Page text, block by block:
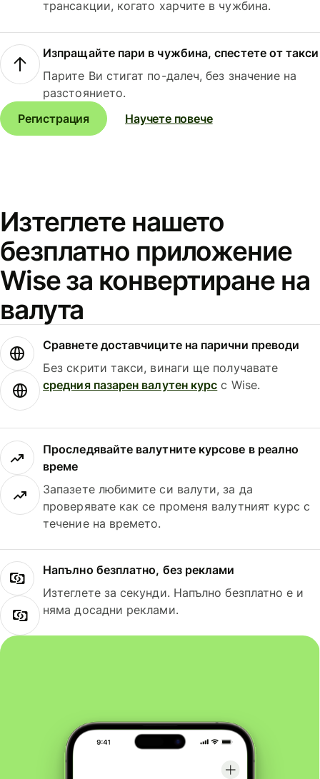
трансакции, когато харчите в чужбина.
Изпращайте пари в чужбина, спестете от такси
Парите Ви стигат по-далеч, без значение на
разстоянието.
Регистрация
Научете повече
Изтеглете нашето
безплатно приложение
Wise за конвертиране на
валута
Сравнете доставчиците на парични преводи
Без скрити такси, винаги ще получавате
средния пазарен валутен курс с Wise.
Проследявайте валутните курсове в реално
време
Запазете любимите си валути, за да
проверявате как се променя валутният курс с
течение на времето.
Напълно безплатно, без реклами
Изтеглете за секунди. Напълно безплатно е и
няма досадни реклами.